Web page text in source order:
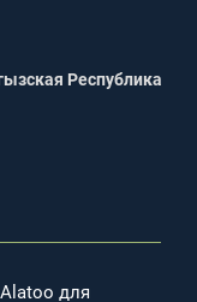
Республика
для